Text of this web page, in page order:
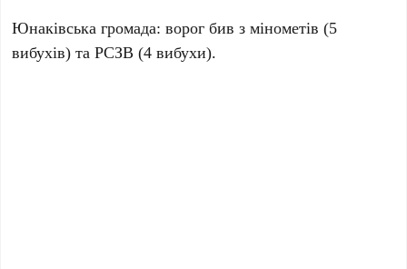
Юнаківська громада: ворог бив з мінометів (5
вибухів) та РСЗВ (4 вибухи).